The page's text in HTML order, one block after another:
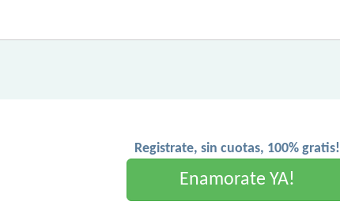
Registrate, sin cuotas, 100% gratis!
Enamorate YA!